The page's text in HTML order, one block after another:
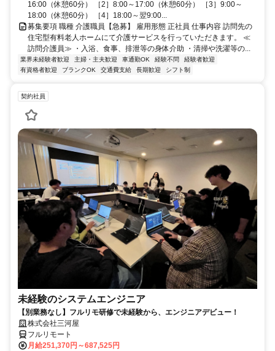
16:00（休憩60分） ［2］8:00～17:00（休憩60分） ［3］9:00～
18:00（休憩60分） ［4］18:00～翌9:00...
募集要項 職種 介護職員【急募】 雇用形態 正社員 仕事内容 訪問先の
住宅型有料老人ホームにて介護サービスを行っていただきます。 ≪
訪問介護員≫ ・入浴、食事、排泄等の身体介助 ・清掃や洗濯等の...
業界未経験者歓迎 主婦・主夫歓迎 車通勤OK 経験不問
経験者歓迎
有資格者歓迎
ブランクOK 交通費支給 長期歓迎 シフト制
契約社員
未経験のシステムエンジニア
【別業務なし】フルリモ研修で未経験から、エンジニアデビュー！
株式会社三河屋
フルリモート
月給251,370円～687,525円